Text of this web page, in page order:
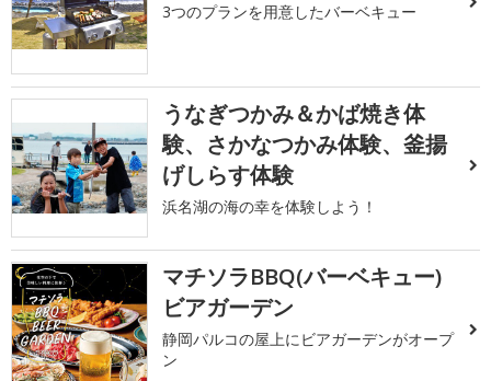
3つのプランを用意したバーベキュー
うなぎつかみ＆かば焼き体
験、さかなつかみ体験、釜揚
げしらす体験
浜名湖の海の幸を体験しよう！
マチソラBBQ(バーベキュー)
ビアガーデン
静岡パルコの屋上にビアガーデンがオープ
ン